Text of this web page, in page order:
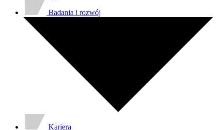
Badania i rozwój
Kariera